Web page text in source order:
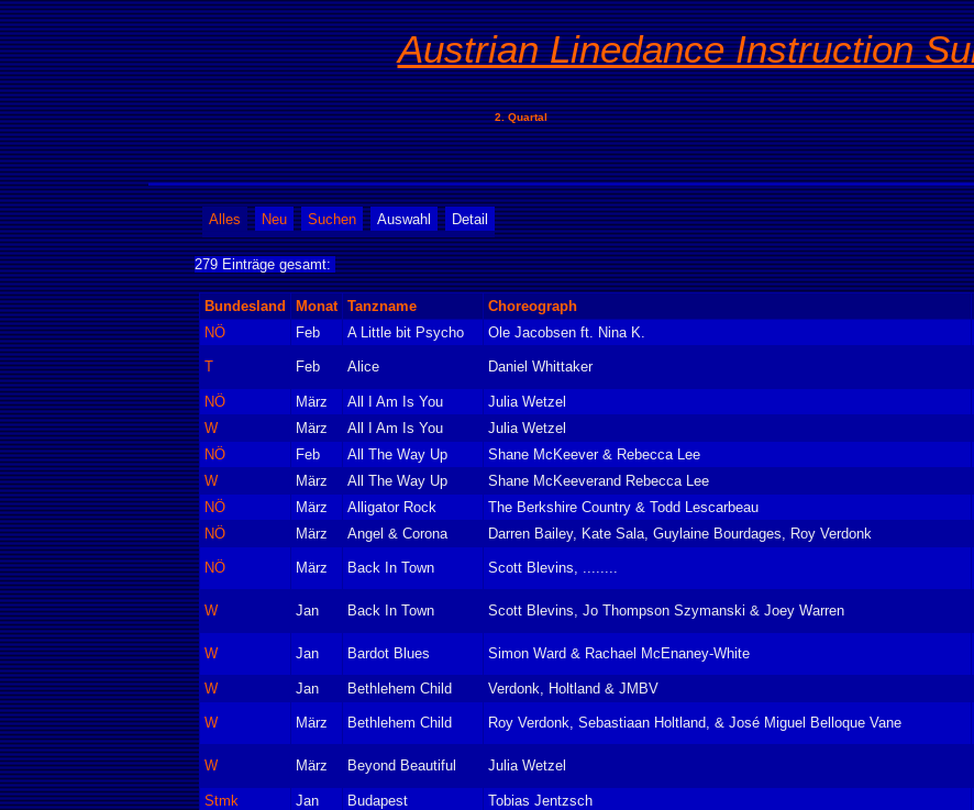
Austrian Linedance Instruction
2. Quartal
Alles Neu Suchen Auswahl Detail
279 Einträge gesamt:
Bundesland Monat Tanzname Choreograph
NÖ
Feb A Little bit Psycho Ole Jacobsen ft. Nina K.
T Feb Alice Daniel Whittaker
NÖ März All I Am Is You Julia Wetzel
W
März All I Am Is You Julia Wetzel
NÖ
Feb All The Way Up Shane McKeever & Rebecca Lee
W
März All The Way Up Shane McKeeverand Rebecca Lee
NÖ
März Alligator Rock The Berkshire Country & Todd Lescarbeau
NÖ
März Angel & Corona Darren Bailey, Kate Sala, Guylaine Bourdages, Roy Verdonk
NÖ März Back In Town Scott Blevins, ........
W Jan Back In Town Scott Blevins, Jo Thompson Szymanski & Joey Warren
W Jan Bardot Blues Simon Ward & Rachael McEnaney-White
W Jan Bethlehem Child Verdonk, Holtland & JMBV
W März Bethlehem Child Roy Verdonk, Sebastiaan Holtland, & José Miguel Belloque Vane
W März Beyond Beautiful Julia Wetzel
Stmk Jan Budapest Tobias Jentzsch